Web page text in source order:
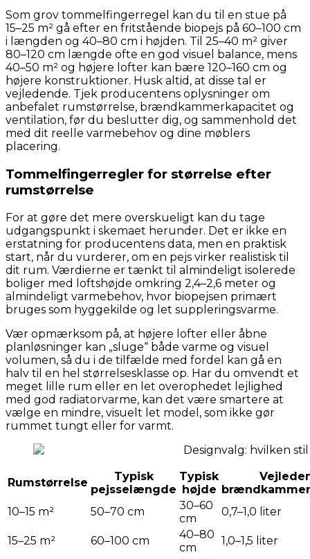
Som grov tommelfingerregel kan du til en stue på
15–25 m² gå efter en fritstående biopejs på 60–100 cm
i længden og 40–80 cm i højden. Til 25–40 m² giver
80–120 cm længde ofte en god visuel balance, mens
40–50 m² og højere lofter kan bære 120–160 cm og
højere konstruktioner. Husk altid, at disse tal er
vejledende. Tjek producentens oplysninger om
anbefalet rumstørrelse, brændkammerkapacitet og
ventilation, før du beslutter dig, og sammenhold det
med dit reelle varmebehov og dine møblers
placering.
Tommelfingerregler for størrelse efter
rumstørrelse
For at gøre det mere overskueligt kan du tage
udgangspunkt i skemaet herunder. Det er ikke en
erstatning for producentens data, men en praktisk
start, når du vurderer, om en pejs virker realistisk til
dit rum. Værdierne er tænkt til almindeligt isolerede
boliger med loftshøjde omkring 2,4–2,6 meter og
almindeligt varmebehov, hvor biopejsen primært
bruges som hyggekilde og let suppleringsvarme.
Vær opmærksom på, at højere lofter eller åbne
planløsninger kan „sluge“ både varme og visuel
volumen, så du i de tilfælde med fordel kan gå en
halv til en hel størrelsesklasse op. Har du omvendt et
meget lille rum eller en let overophedet lejlighed
med god radiatorvarme, kan det være smartere at
vælge en mindre, visuelt let model, som ikke gør
rummet tungt eller for varmt.
Rumstørrelse
Typisk
pejsselængde
Typisk
højde
10–15 m²
50–70 cm
30–60
cm
0,7–1,0 liter
15–25 m² 60–100 cm
40–80
cm
1,0–1,5 liter